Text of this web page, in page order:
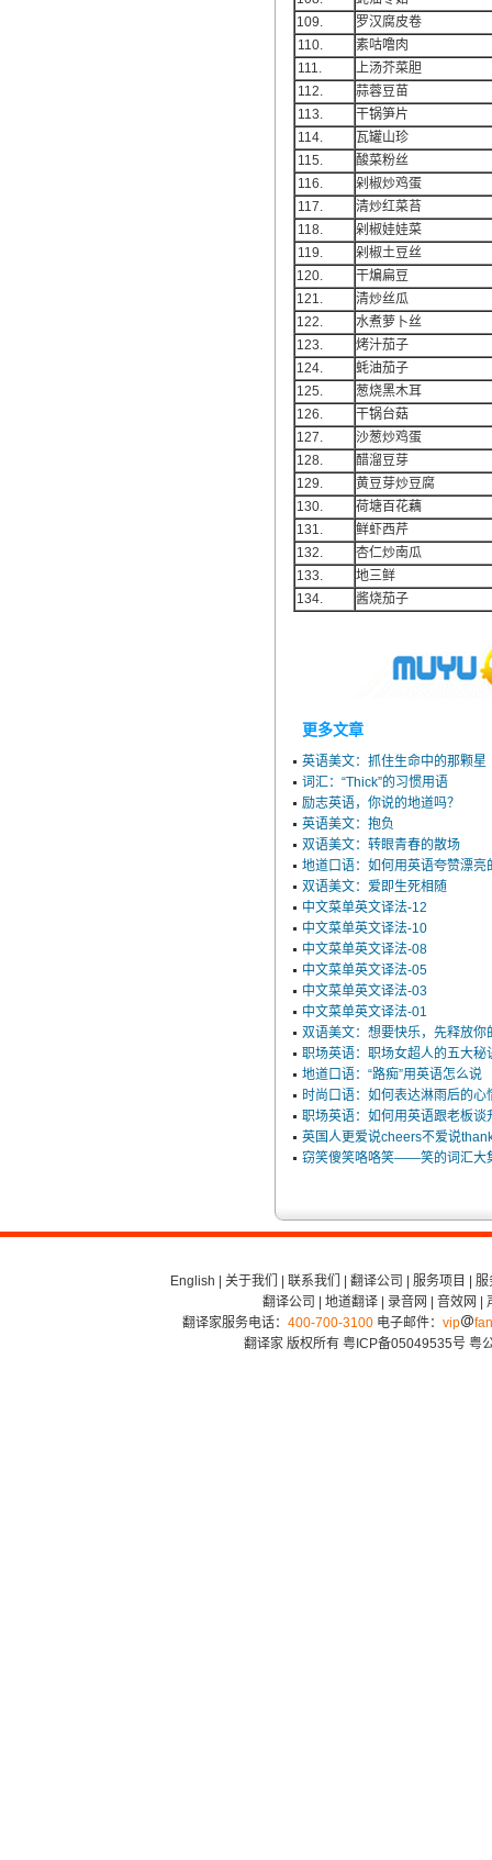
109.
罗汉腐皮卷
110.
素咕噜肉
111.
上汤芥菜胆
112.
蒜蓉豆苗
113.
干锅笋片
114.
瓦罐山珍
115.
酸菜粉丝
116.
剁椒炒鸡蛋
117.
清炒红菜苔
118.
剁椒娃娃菜
119.
剁椒土豆丝
120.
干煸扁豆
121.
清炒丝瓜
122.
水煮萝卜丝
123.
烤汁茄子
124.
蚝油茄子
125.
葱烧黑木耳
126.
干锅台菇
127.
沙葱炒鸡蛋
128.
醋溜豆芽
129.
黄豆芽炒豆腐
130.
荷塘百花藕
131.
鲜虾西芹
132.
杏仁炒南瓜
133.
地三鲜
134.
酱烧茄子
更多文章
英语美文：抓住生命中的那颗星
词汇：“Thick”的习惯用语
励志英语，你说的地道吗？
英语美文：抱负
双语美文：转眼青春的散场
地道口语：如何用英语夸赞漂亮
双语美文：爱即生死相随
中文菜单英文译法-12
中文菜单英文译法-10
中文菜单英文译法-08
中文菜单英文译法-05
中文菜单英文译法-03
中文菜单英文译法-01
双语美文：想要快乐，先释放你
职场英语：职场女超人的五大秘
地道口语：“路痴”用英语怎么说
时尚口语：如何表达淋雨后的心
职场英语：如何用英语跟老板谈
英国人更爱说cheers不爱说
窃笑傻笑咯咯笑——笑的词汇大
English 关于我们 联系我们 翻译公司 服务项目
服
翻译公司
地道翻译| 录音网 音效网
翻译家服务电话： 400-700-3100电子邮件： vip
翻译家 版权所有 粤ICP备05049535号 粤